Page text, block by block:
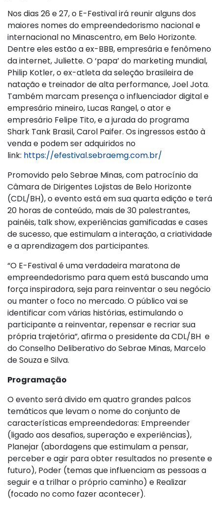
Nos dias 26 e 27, o E-Festival irá reunir alguns dos
maiores nomes do empreendedorismo nacional e
internacional no Minascentro, em Belo Horizonte.
Dentre eles estão a ex-BBB, empresária e fenômeno
da internet, Juliette. O ‘papa’ do marketing mundial,
Philip Kotler, o ex-atleta da seleção brasileira de
natação e treinador de alta performance, Joel Jota.
Também marcam presença o influenciador digital e
empresário mineiro, Lucas Rangel, o ator e
empresário Felipe Tito, e a jurada do programa
Shark Tank Brasil, Carol Paifer. Os ingressos estão à
venda e podem ser adquiridos no
link: https://efestival.sebraemg.com.br/
Promovido pelo Sebrae Minas, com patrocínio da
Câmara de Dirigentes Lojistas de Belo Horizonte
(CDL/BH), o evento está em sua quarta edição e terá
20 horas de conteúdo, mais de 30 palestrantes,
painéis, talk show, experiências gamificadas e cases
de sucesso, que estimulam a interação, a criatividade
e a aprendizagem dos participantes.
“O E-Festival é uma verdadeira maratona de
empreendedorismo para quem está buscando uma
força inspiradora, seja para reinventar o seu negócio
ou manter o foco no mercado. O público vai se
identificar com várias histórias, estimulando o
participante a reinventar, repensar e recriar sua
própria trajetória”, afirma o presidente da CDL/BH e
do Conselho Deliberativo do Sebrae Minas, Marcelo
de Souza e Silva.
Programação
O evento será divido em quatro grandes palcos
temáticos que levam o nome do conjunto de
características empreendedoras: Empreender
(ligado aos desafios, superação e experiências),
Planejar (abordagens que estimulam a pensar,
perceber e agir para obter resultados no presente e
futuro), Poder (temas que influenciam as pessoas a
seguir e a trilhar o próprio caminho) e Realizar
(focado no como fazer acontecer).